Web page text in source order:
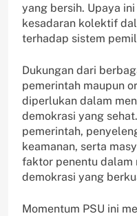
yang bersih. Upaya
kesadaran kolektif
terhadap sistem
Dukungan dari
pemerintah maupun
diperlukan dalam
demokrasi yang
pemerintah,
keamanan, serta
faktor penentu dalam
demokrasi yang
Momentum PSU ini